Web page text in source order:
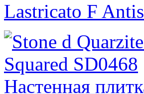
Lastricato F